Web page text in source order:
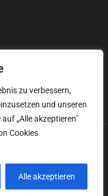
zu verbessern,
und unseren
„Alle akzeptieren"
Cookies
Alle akzeptieren